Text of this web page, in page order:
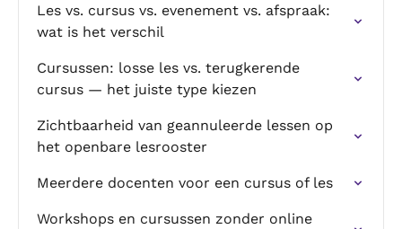
Les vs. cursus vs. evenement vs. afspraak:
wat is het verschil
Cursussen: losse les vs. terugkerende
cursus — het juiste type kiezen
Zichtbaarheid van geannuleerde lessen op
het openbare lesrooster
Meerdere docenten voor een cursus of les
Workshops en cursussen zonder online